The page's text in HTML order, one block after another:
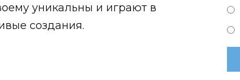
уникальны и играют в
создания.